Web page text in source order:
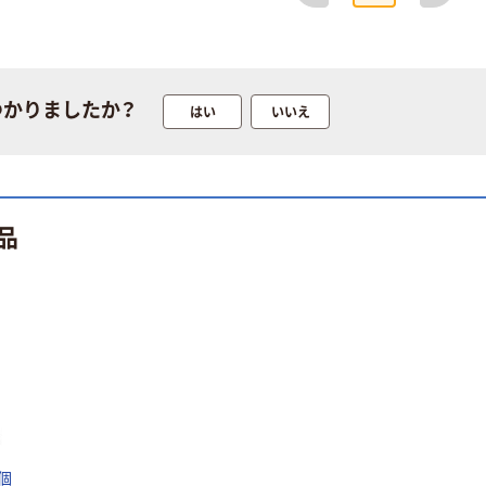
りましたか？ はい いいえ
カゴへ
給 飴 キャンデ